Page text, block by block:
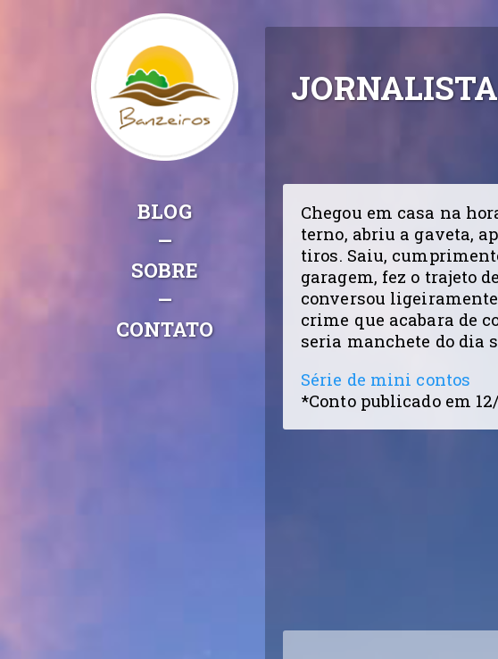
BLOG
—
SOBRE
—
CONTATO
Chegou em casa na
terno, abriu a gaveta,
tiros. Saiu,
garagem, fez o trajeto
conversou
crime que acabara de
seria manchete do dia
Série de mini contos
*Conto publicado em